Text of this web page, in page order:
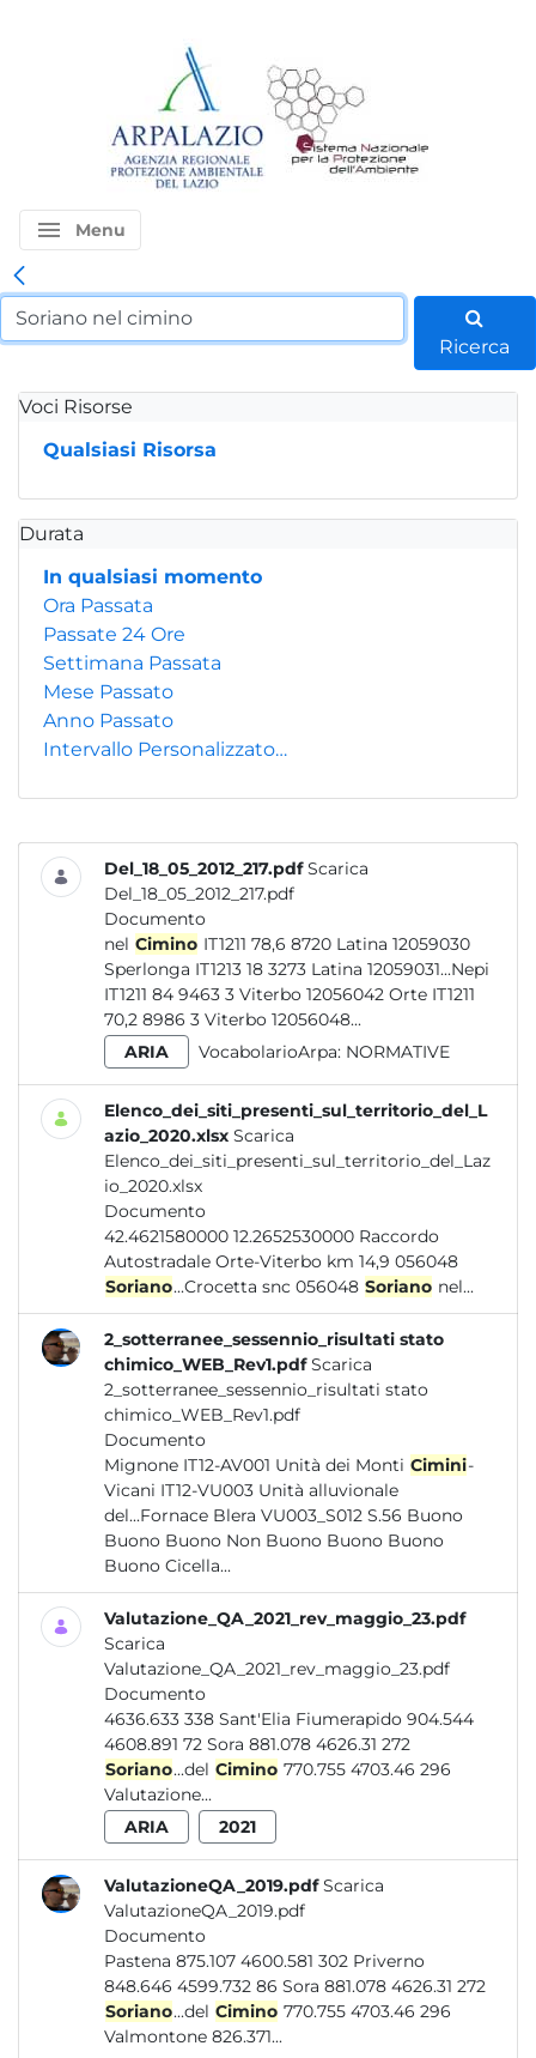
menu Menu
Ricerca
Voci Risorse
Qualsiasi Risorsa
Durata
In qualsiasi momento
Ora Passata
Passate 24 Ore
Settimana Passata
Mese Passato
Anno Passato
Intervallo Personalizzato…
Del_18_05_2012_217.pdf Scarica
Del_18_05_2012_217.pdf
Documento
nel Cimino IT1211 78,6 8720 Latina 12059030
Sperlonga IT1213 18 3273 Latina 12059031...Nepi
IT1211 84 9463 3 Viterbo 12056042 Orte IT1211
70,2 8986 3 Viterbo 12056048...
ARIA
VocabolarioArpa: NORMATIVE
Elenco_dei_siti_presenti_sul_territorio_del_L
azio_2020.xlsx Scarica
Elenco_dei_siti_presenti_sul_territorio_del_Laz
io_2020.xlsx
Documento
42.4621580000 12.2652530000 Raccordo
Autostradale Orte-Viterbo km 14,9 056048
Soriano...Crocetta snc 056048 Soriano nel...
2_sotterranee_sessennio_risultati stato
chimico_WEB_Rev1.pdf Scarica
2_sotterranee_sessennio_risultati stato
chimico_WEB_Rev1.pdf
Documento
Mignone IT12-AV001 Unità dei Monti Cimini-
Vicani IT12-VU003 Unità alluvionale
del...Fornace Blera VU003_S012 S.56 Buono
Buono Buono Non Buono Buono Buono
Buono Cicella...
Valutazione_QA_2021_rev_maggio_23.pdf
Scarica
Valutazione_QA_2021_rev_maggio_23.pdf
Documento
4636.633 338 Sant'Elia Fiumerapido 904.544
4608.891 72 Sora 881.078 4626.31 272
Soriano...del Cimino 770.755 4703.46 296
Valutazione...
ARIA
2021
ValutazioneQA_2019.pdf Scarica
ValutazioneQA_2019.pdf
Documento
Pastena 875.107 4600.581 302 Priverno
848.646 4599.732 86 Sora 881.078 4626.31 272
Soriano...del Cimino 770.755 4703.46 296
Valmontone 826.371...